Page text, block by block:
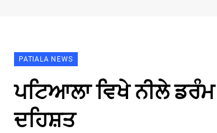
PATIALA NEWS
ਪਟਿਆਲਾ ਵਿਖੇ ਨੀਲੇ ਡਰੰਮ
ਦਹਿਸ਼ਤ